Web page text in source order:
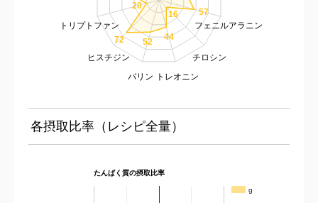
57
16
44
52
72
20
フェニルアラニン
チロシン
トレオニン
バリン
ヒスチジン
トリプトファン
各摂取比率（レシピ全量）
たんぱく質の摂取比率
g